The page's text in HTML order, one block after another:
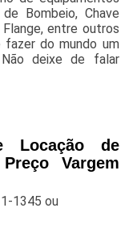
Bombeio, Chave
entre outros
fazer do mundo um
deixe de falar
Locação de
Vargem
1345 ou